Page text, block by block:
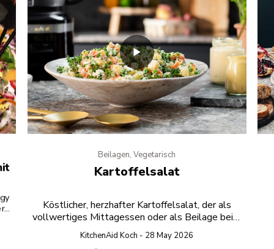
Beilagen, Vegetarisch
Kartoffelsalat
Köstlicher, herzhafter Kartoffelsalat, der als
vollwertiges Mittagessen oder als Beilage beim
Grillen serviert werden kann!.
KitchenAid Koch - 28 May 2026